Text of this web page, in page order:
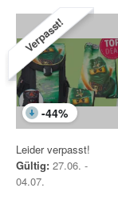
Verpasst!
-44%
Leider verpasst!
Gültig: 27.06. -
04.07.